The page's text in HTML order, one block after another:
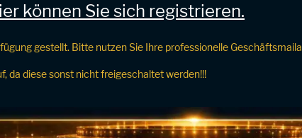
können Sie sich registrieren.
gestellt. Bitte nutzen Sie Ihre professionelle
da diese sonst nicht freigeschaltet werden!!!